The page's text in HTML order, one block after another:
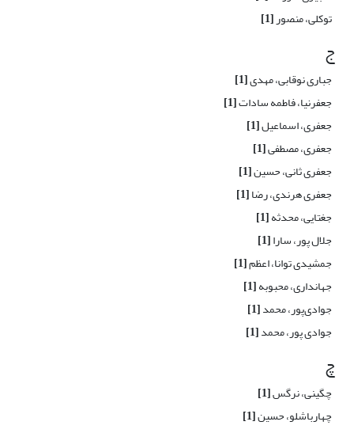
توکلی، منصور[1]
ج
جباری نوقابی، مهدی[1]
جعفرنیا، فاطمه سادات[1]
جعفری، اسماعیل[1]
جعفری، مصطفی[1]
جعفری ثانی، حسین[1]
جعفری هرندی، رضا[1]
جغتایی، محدثه[1]
جلال پور، سارا[1]
جمشیدی توانا، اعظم[1]
جهانداری، محبوبه[1]
جوادی‌پور، محمد[1]
جوادی پور، محمد[1]
چ
چگینی، نرگس[1]
چهارباشلو، حسین[1]